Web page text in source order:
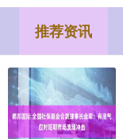
推荐资讯